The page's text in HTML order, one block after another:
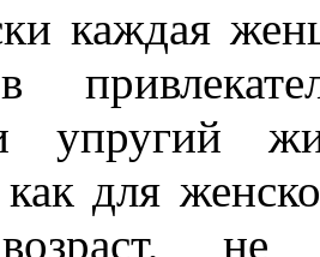
каждая
упругий
как для
не